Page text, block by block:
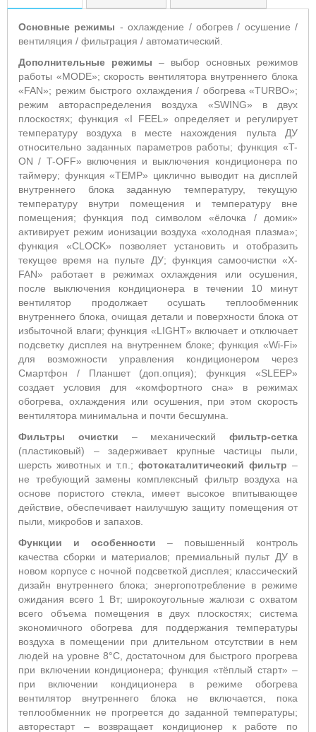
Основные режимы - охлаждение / обогрев / осушение /
вентиляция / фильтрация / автоматический.
Дополнительные режимы – выбор основных режимов
работы «MODE»; скорость вентилятора внутреннего блока
«FAN»; режим быстрого охлаждения / обогрева «TURBO»;
режим автораспределения воздуха «SWING» в двух
плоскостях; функция «I FEEL» определяет и регулирует
температуру воздуха в месте нахождения пульта ДУ
относительно заданных параметров работы; функция «T-
ON / T-OFF» включения и выключения кондиционера по
таймеру; функция «TEMP» циклично выводит на дисплей
внутреннего блока заданную температуру, текущую
температуру внутри помещения и температуру вне
помещения; функция под символом «ёлочка / домик»
активирует режим ионизации воздуха «холодная плазма»;
функция «CLOCK» позволяет установить и отобразить
текущее время на пульте ДУ; функция самоочистки «X-
FAN» работает в режимах охлаждения или осушения,
после выключения кондиционера в течении 10 минут
вентилятор продолжает осушать теплообменник
внутреннего блока, очищая детали и поверхности блока от
избыточной влаги; функция «LIGHT» включает и отключает
подсветку дисплея на внутреннем блоке; функция «Wi-Fi»
для возможности управления кондиционером через
Смартфон / Планшет (доп.опция); функция «SLEEP»
создает условия для «комфортного сна» в режимах
обогрева, охлаждения или осушения, при этом скорость
вентилятора минимальна и почти бесшумна.
Фильтры очистки – механический фильтр-сетка
(пластиковый) – задерживает крупные частицы пыли,
шерсть животных и т.п.; фотокаталитический фильтр –
не требующий замены комплексный фильтр воздуха на
основе пористого стекла, имеет высокое впитывающее
действие, обеспечивает наилучшую защиту помещения от
пыли, микробов и запахов.
Функции и особенности – повышенный контроль
качества сборки и материалов; премиальный пульт ДУ в
новом корпусе с ночной подсветкой дисплея; классический
дизайн внутреннего блока; энергопотребление в режиме
ожидания всего 1 Вт; широкоугольные жалюзи с охватом
всего объема помещения в двух плоскостях; система
экономичного обогрева для поддержания температуры
воздуха в помещении при длительном отсутствии в нем
людей на уровне 8°С, достаточном для быстрого прогрева
при включении кондиционера; функция «тёплый старт» –
при включении кондиционера в режиме обогрева
вентилятор внутреннего блока не включается, пока
теплообменник не прогреется до заданной температуры;
авторестарт – возвращает кондиционер к работе по